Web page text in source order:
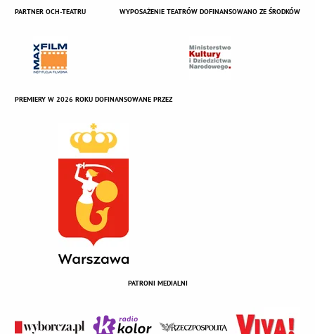
PARTNER OCH-TEATRU WYPOSAŻENIE TEATRÓW DOFINANSOWANO ZE ŚRODKÓW
PREMIERY W 2026 ROKU DOFINANSOWANE PRZEZ
PATRONI MEDIALNI